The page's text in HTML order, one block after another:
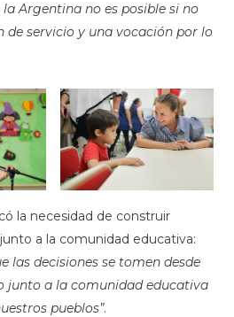
Argentina no es posible si no
de servicio y una vocación por lo
la necesidad de construir
a la comunidad educativa:
las decisiones se tomen desde
junto a la comunidad educativa
pueblos”.